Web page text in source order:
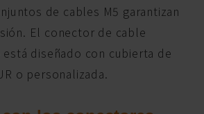
de cables M5 garantizan
El conector de cable
está diseñado con cubierta de
o personalizada.